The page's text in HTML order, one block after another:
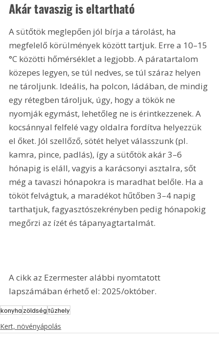
Akár tavaszig is eltartható
A sütőtök meglepően jól bírja a tárolást, ha
megfelelő körülmények között tartjuk. Erre a 10–15
°C közötti hőmérséklet a legjobb. A páratartalom
közepes legyen, se túl nedves, se túl száraz helyen
ne tároljunk. Ideális, ha polcon, ládában, de mindig
egy rétegben tároljuk, úgy, hogy a tökök ne
nyomják egymást, lehetőleg ne is érintkezzenek. A
kocsánnyal felfelé vagy oldalra fordítva helyezzük
el őket. Jól szellőző, sötét helyet válasszunk (pl.
kamra, pince, padlás), így a sütőtök akár 3–6
hónapig is eláll, vagyis a karácsonyi asztalra, sőt
még a tavaszi hónapokra is maradhat belőle. Ha a
tököt felvágtuk, a maradékot hűtőben 3–4 napig
tarthatjuk, fagyasztószekrényben pedig hónapokig
megőrzi az ízét és tápanyagtartalmát.
A cikk az Ezermester alábbi nyomtatott
lapszámában érhető el: 2025/október.
konyha zöldségtűzhely
Kert, növényápolás